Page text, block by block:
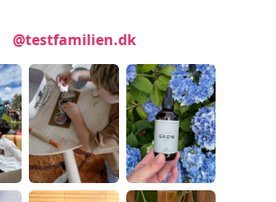
@testfamilien.dk